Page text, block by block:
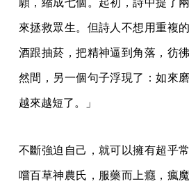
來拯救眾生。但詩人不想用重複
酒跟抽菸，把精神逼到角落，彷
然間，另一個句子浮現了：如來
越來越短了。」
不斷強迫自己，就可以擁有超乎
嚐百草神農氏，服藥而上癮，瘋